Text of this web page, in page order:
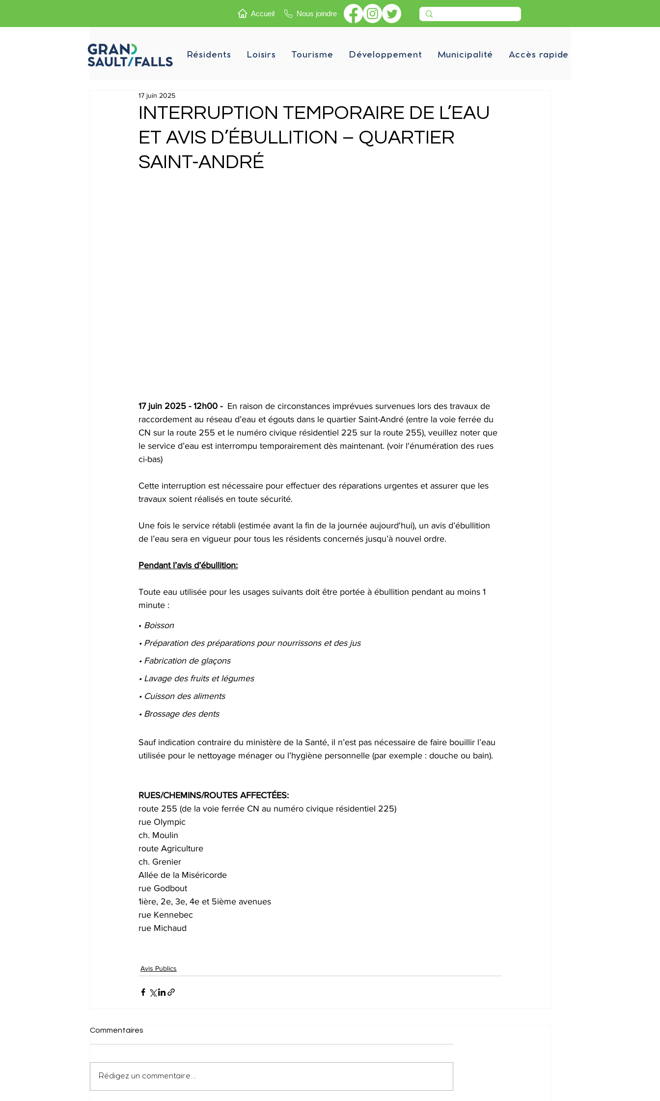
Accueil Nous joindre
Résidents Loisirs Tourisme Développement Municipalité Accès rapide
INTERRUPTION TEMPORAIRE DE L’EAU
ET AVIS D’ÉBULLITION – QUARTIER
SAINT-ANDRÉ
17 juin 2025
17 juin 2025 - 12h00 - En raison de circonstances imprévues survenues lors des travaux de
raccordement au réseau d’eau et égouts dans le quartier Saint-André (entre la voie ferrée du
CN sur la route 255 et le numéro civique résidentiel 225 sur la route 255), veuillez noter que
le service d’eau est interrompu temporairement dès maintenant. (voir l'énumération des rues
ci-bas)
Cette interruption est nécessaire pour effectuer des réparations urgentes et assurer que les
travaux soient réalisés en toute sécurité.
Une fois le service rétabli (estimée avant la fin de la journée aujourd'hui), un avis d’ébullition
de l’eau sera en vigueur pour tous les résidents concernés jusqu’à nouvel ordre.
Pendant l’avis d’ébullition:
Toute eau utilisée pour les usages suivants doit être portée à ébullition pendant au moins 1
minute :
• Boisson
• Préparation des préparations pour nourrissons et des jus
• Fabrication de glaçons
• Lavage des fruits et légumes
• Cuisson des aliments
• Brossage des dents
Sauf indication contraire du ministère de la Santé, il n’est pas nécessaire de faire bouillir l’eau
utilisée pour le nettoyage ménager ou l’hygiène personnelle (par exemple : douche ou bain).
RUES/CHEMINS/ROUTES AFFECTÉES:
route 255 (de la voie ferrée CN au numéro civique résidentiel 225)
rue Olympic
ch. Moulin
route Agriculture
ch. Grenier
Allée de la Miséricorde
rue Godbout
1ière, 2e, 3e, 4e et 5ième avenues
rue Kennebec
rue Michaud
Avis Publics
Commentaires
Rédigez un commentaire...